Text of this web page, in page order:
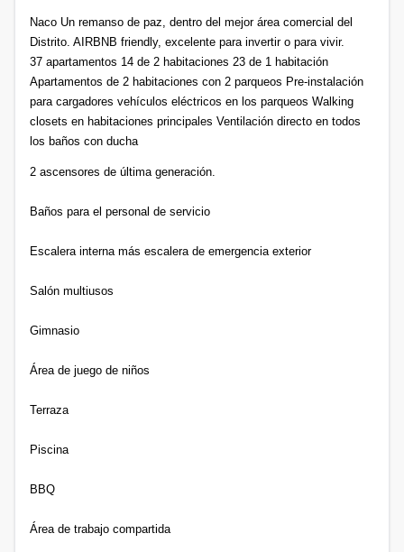
Naco Un remanso de paz, dentro del mejor área comercial del
Distrito. AIRBNB friendly, excelente para invertir o para vivir.
37 apartamentos 14 de 2 habitaciones 23 de 1 habitación
Apartamentos de 2 habitaciones con 2 parqueos Pre-instalación
para cargadores vehículos eléctricos en los parqueos Walking
closets en habitaciones principales Ventilación directo en todos
los baños con ducha
2 ascensores de última generación.
Baños para el personal de servicio
Escalera interna más escalera de emergencia exterior
Salón multiusos
Gimnasio
Área de juego de niños
Terraza
Piscina
BBQ
Área de trabajo compartida